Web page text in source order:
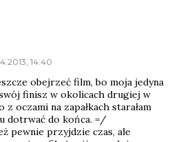
14:40
obejrzeć film, bo moja jedyna
finisz w okolicach drugiej w
z oczami na zapałkach starałam
dotrwać do końca. =/
pewnie przyjdzie czas, ale